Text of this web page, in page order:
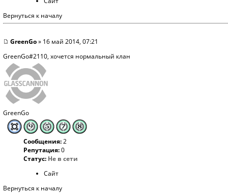
Вернуться к началу
GreenGo» 16 май 2014, 07:21
GreenGo#2110, хочется нормальный клан
GreenGo
Сообщения:2
Репутация:0
Статус: Не в сети
Сайт
Вернуться к началу